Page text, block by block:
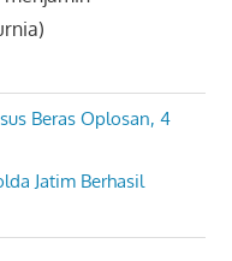
Beras Oplosan, 4
Jatim Berhasil